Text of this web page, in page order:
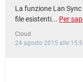
La funzione Lan
file esistenti... Per
Cloud
24 agosto 2015 alle